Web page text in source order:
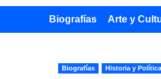
Biografías Arte y
Biografías Historia y Política